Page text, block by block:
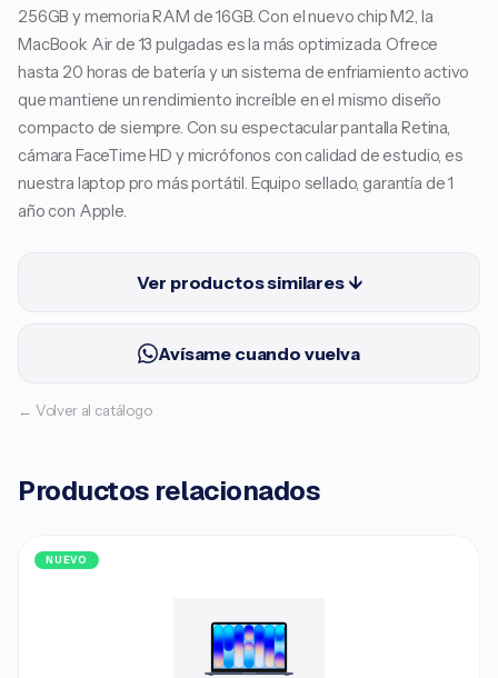
256GB y memoria RAM de 16GB. Con el nuevo chip M2, la
MacBook Air de 13 pulgadas es la más optimizada. Ofrece
hasta 20 horas de batería y un sistema de enfriamiento activo
que mantiene un rendimiento increíble en el mismo diseño
compacto de siempre. Con su espectacular pantalla Retina,
cámara FaceTime HD y micrófonos con calidad de estudio, es
nuestra laptop pro más portátil. Equipo sellado, garantía de 1
año con Apple.
Ver productos similares ↓
Avísame cuando vuelva
← Volver al catálogo
Productos relacionados
NUEVO